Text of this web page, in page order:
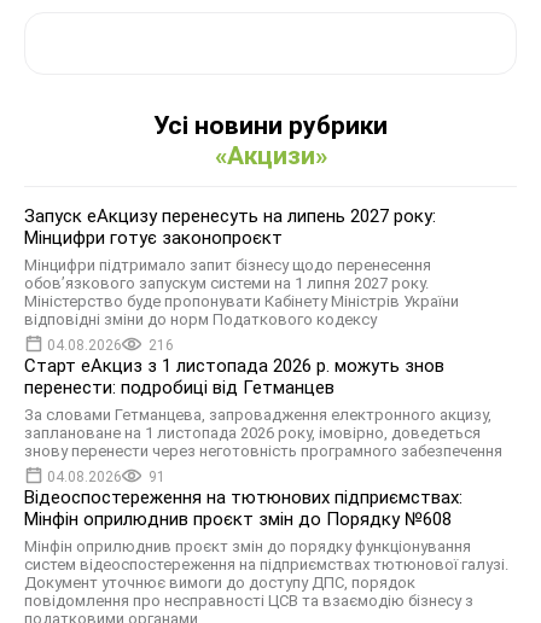
Усі новини рубрики
«Акцизи»
Запуск еАкцизу перенесуть на липень 2027 року:
Мінцифри готує законопроєкт
Мінцифри підтримало запит бізнесу щодо перенесення
обов’язкового запускум системи на 1 липня 2027 року.
Міністерство буде пропонувати Кабінету Міністрів України
відповідні зміни до норм Податкового кодексу
04.08.2026 216
Старт еАкциз з 1 листопада 2026 р. можуть знов
перенести: подробиці від Гетманцев
За словами Гетманцева, запровадження електронного акцизу,
заплановане на 1 листопада 2026 року, імовірно, доведеться
знову перенести через неготовність програмного забезпечення
04.08.2026 91
Відеоспостереження на тютюнових підприємствах:
Мінфін оприлюднив проєкт змін до Порядку №608
Мінфін оприлюднив проєкт змін до порядку функціонування
систем відеоспостереження на підприємствах тютюнової галузі.
Документ уточнює вимоги до доступу ДПС, порядок
повідомлення про несправності ЦСВ та взаємодію бізнесу з
податковими органами